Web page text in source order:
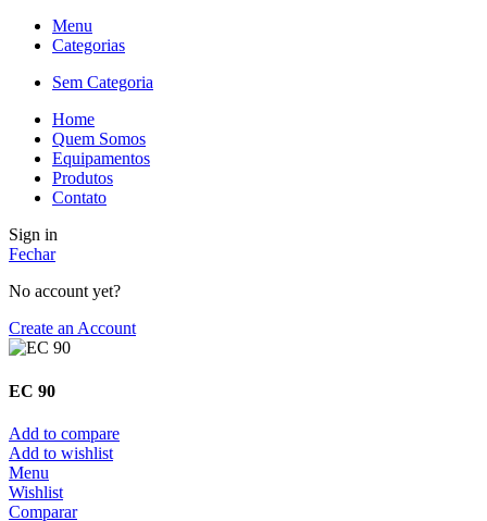
Menu
Categorias
Sem Categoria
Home
Quem Somos
Equipamentos
Produtos
Contato
Sign in
Fechar
No account yet?
Create an Account
EC 90
Add to compare
Add to wishlist
Menu
Wishlist
Comparar